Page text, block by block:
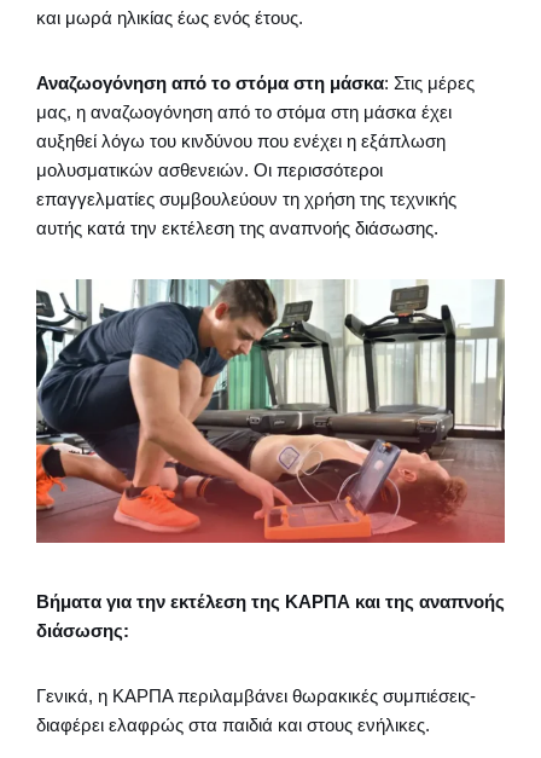
και μωρά ηλικίας έως ενός έτους.
Αναζωογόνηση από το στόμα στη μάσκα: Στις μέρες
μας, η αναζωογόνηση από το στόμα στη μάσκα έχει
αυξηθεί λόγω του κινδύνου που ενέχει η εξάπλωση
μολυσματικών ασθενειών. Οι περισσότεροι
επαγγελματίες συμβουλεύουν τη χρήση της τεχνικής
αυτής κατά την εκτέλεση της αναπνοής διάσωσης.
Βήματα για την εκτέλεση της ΚΑΡΠΑ και της αναπνοής
διάσωσης:
Γενικά, η ΚΑΡΠΑ περιλαμβάνει θωρακικές συμπιέσεις-
διαφέρει ελαφρώς στα παιδιά και στους ενήλικες.